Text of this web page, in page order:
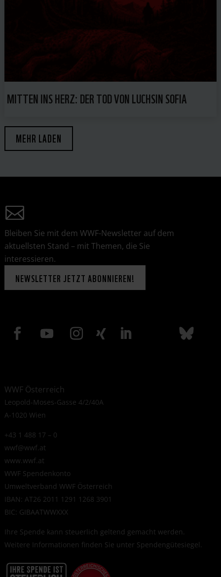
MITTEN INS HERZ: DER TOD VON LUCHSIN SOFIA
MEHR LADEN
Bleiben Sie mit dem WWF-Newsletter auf dem
aktuellsten Stand – mit Themen, die Sie
interessieren.
NEWSLETTER JETZT ABONNIEREN!
WWF Österreich
Leopold-Moses-Gasse 4/2/40A
A-1020 Wien
+43 1 488 17 – 0
wwf@wwf.at
www.wwf.at
WWF Spendenkonto
Umweltverband WWF Österreich
IBAN: AT26 2011 1291 1268 3901
BIC: GIBAATWWXXX
Ihre Spende kann steuerlich geltend gemacht werden.
Weitere Informationen finden Sie unter Spendengütesiegel.